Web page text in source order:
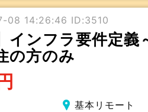
08 14:26:46 ID:3510
インフラ要件定
の方のみ
基本リモート